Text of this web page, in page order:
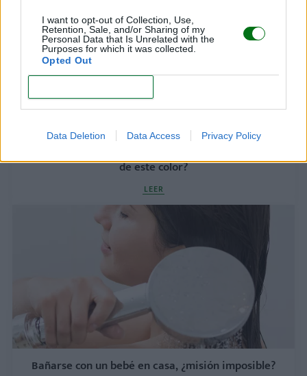
I want to opt-out of Collection, Use,
Retention, Sale, and/or Sharing of my
Personal Data that Is Unrelated with the
Purposes for which it was collected.
Opted Out
Data Deletion Data Access Privacy Policy
de este color?
LEER
Bañarse con un bebé en casa, ¿misión imposible?